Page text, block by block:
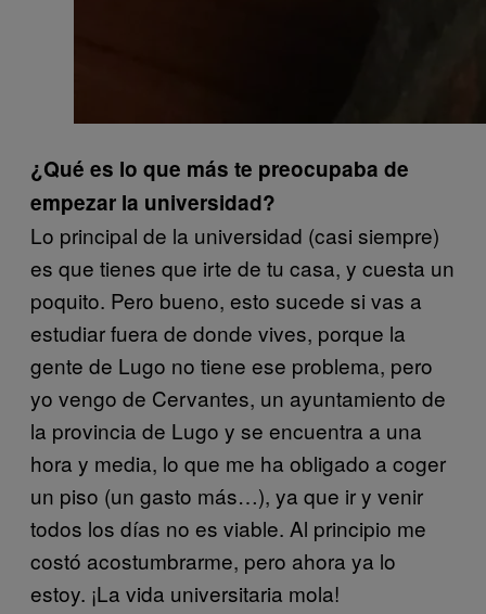
¿Qué es lo que más te preocupaba de
empezar la universidad?
Lo principal de la universidad (casi siempre)
es que tienes que irte de tu casa, y cuesta un
poquito. Pero bueno, esto sucede si vas a
estudiar fuera de donde vives, porque la
gente de Lugo no tiene ese problema, pero
yo vengo de Cervantes, un ayuntamiento de
la provincia de Lugo y se encuentra a una
hora y media, lo que me ha obligado a coger
un piso (un gasto más…), ya que ir y venir
todos los días no es viable. Al principio me
costó acostumbrarme, pero ahora ya lo
estoy. ¡La vida universitaria mola!